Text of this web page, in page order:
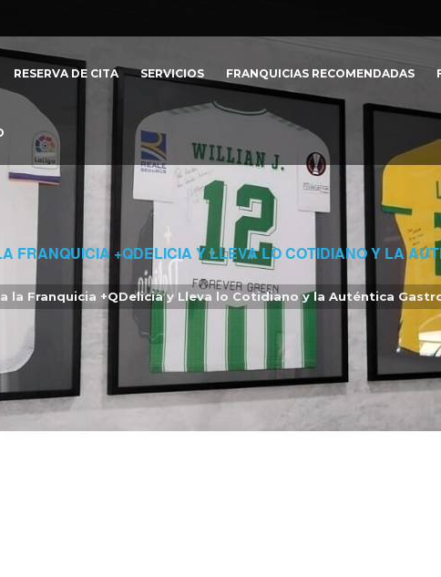
RESERVA DE CITA SERVICIOS FRANQUICIAS RECOMENDADAS
FRANQUICIA +QDELICIA Y LLEVA LO COTIDIANO Y LA
la Franquicia +QDelicia y Lleva lo Cotidiano y la Auténtica